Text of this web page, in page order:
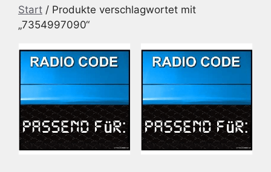
Start / Produkte verschlagwortet mit
„7354997090“